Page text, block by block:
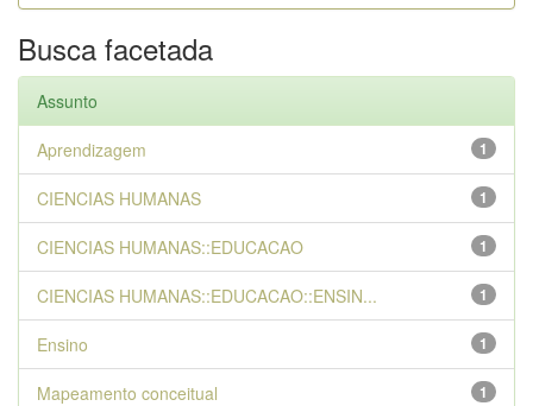
Busca facetada
Assunto
1
Aprendizagem
1
CIENCIAS HUMANAS
1
CIENCIAS HUMANAS::EDUCACAO
1
CIENCIAS HUMANAS::EDUCACAO::ENSIN...
1
Ensino
1
Mapeamento conceitual